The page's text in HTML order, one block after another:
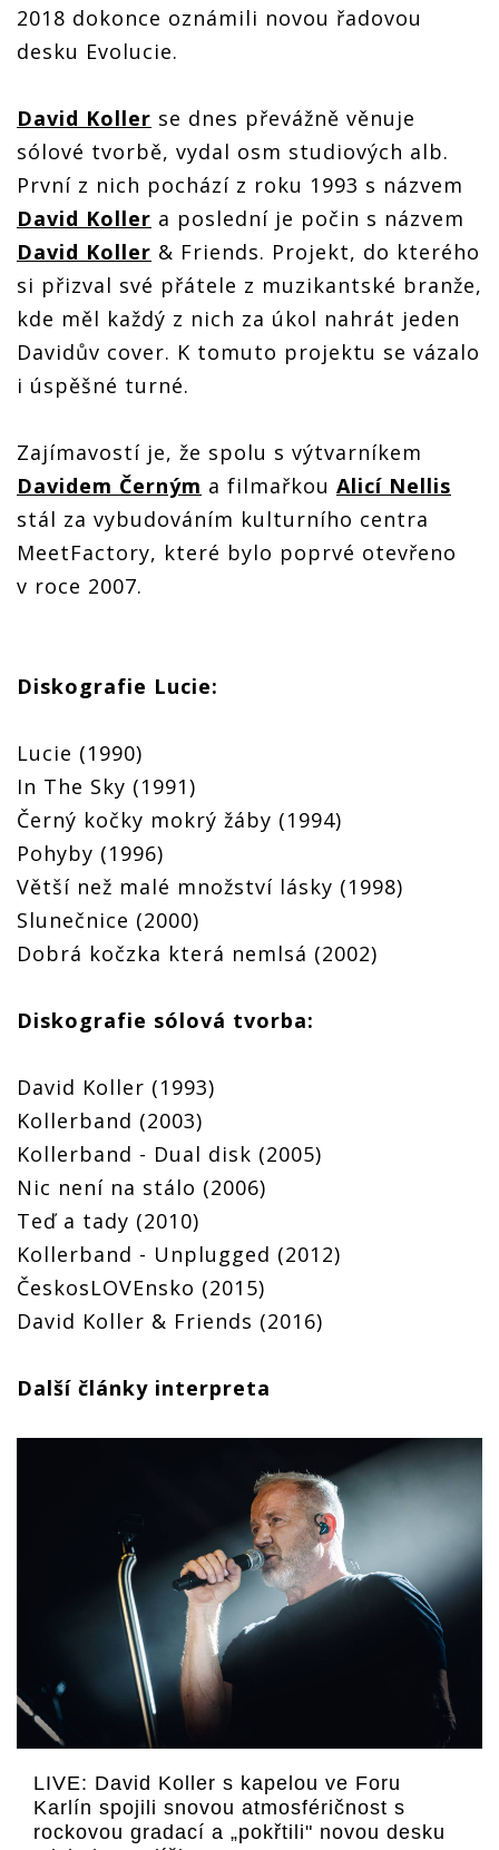
2018 dokonce oznámili novou řadovou
desku Evolucie.
David Koller se dnes převážně věnuje
sólové tvorbě, vydal osm studiových alb.
První z nich pochází z roku 1993 s názvem
David Koller a poslední je počin s názvem
David Koller & Friends. Projekt, do kterého
si přizval své přátele z muzikantské branže,
kde měl každý z nich za úkol nahrát jeden
Davidův cover. K tomuto projektu se vázalo
i úspěšné turné.
Zajímavostí je, že spolu s výtvarníkem
Davidem Černým a filmařkou Alicí Nellis
stál za vybudováním kulturního centra
MeetFactory, které bylo poprvé otevřeno
v roce 2007.
Diskografie Lucie:
Lucie (1990)
In The Sky (1991)
Černý kočky mokrý žáby (1994)
Pohyby (1996)
Větší než malé množství lásky (1998)
Slunečnice (2000)
Dobrá kočzka která nemlsá (2002)
Diskografie sólová tvorba:
David Koller (1993)
Kollerband (2003)
Kollerband - Dual disk (2005)
Nic není na stálo (2006)
Teď a tady (2010)
Kollerband - Unplugged (2012)
ČeskosLOVEnsko (2015)
David Koller & Friends (2016)
Další články interpreta
LIVE: David Koller s kapelou ve Foru
Karlín spojili snovou atmosféričnost s
rockovou gradací a „pokřtili" novou desku